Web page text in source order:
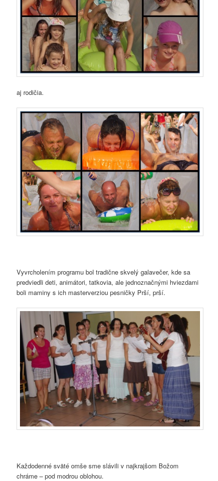
aj rodičia.
Vyvrcholením programu bol tradične skvelý galavečer, kde sa
predviedli deti, animátori, tatkovia, ale jednoznačnými hviezdami
boli maminy s ich masterverziou pesničky Prší, prší.
Každodenné sväté omše sme slávili v najkrajšom Božom
chráme – pod modrou oblohou.